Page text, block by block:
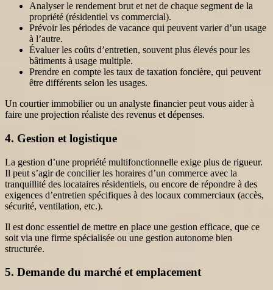
Analyser le rendement brut et net de chaque segment de la
propriété (résidentiel vs commercial).
Prévoir les périodes de vacance qui peuvent varier d’un usage
à l’autre.
Évaluer les coûts d’entretien, souvent plus élevés pour les
bâtiments à usage multiple.
Prendre en compte les taux de taxation foncière, qui peuvent
être différents selon les usages.
Un courtier immobilier ou un analyste financier peut vous aider à
faire une projection réaliste des revenus et dépenses.
4. Gestion et logistique
La gestion d’une propriété multifonctionnelle exige plus de rigueur.
Il peut s’agir de concilier les horaires d’un commerce avec la
tranquillité des locataires résidentiels, ou encore de répondre à des
exigences d’entretien spécifiques à des locaux commerciaux (accès,
sécurité, ventilation, etc.).
Il est donc essentiel de mettre en place une gestion efficace, que ce
soit via une firme spécialisée ou une gestion autonome bien
structurée.
5. Demande du marché et emplacement